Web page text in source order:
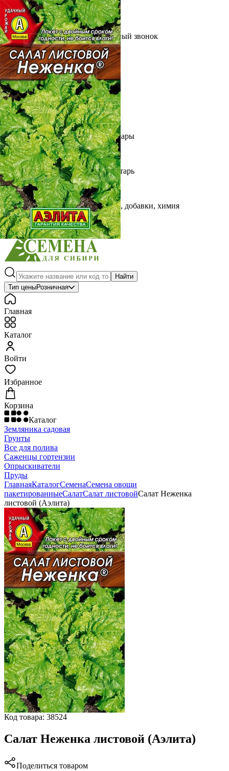
Выберите город
Обратный звонокЗаказать обратный звонок
Каталог
Семена
Грунты
Газонные травы, сидераты
Горшки, рассадники, аксессуары
Посадочный материал
Садовый инструмент, инвентарь
Консервирование
Средства защиты, удобрения, добавки, химия
Обустройство сада, декор
Найти
Тип ценыРозничная
Главная
Каталог
Войти
Избранное
Корзина
Каталог
Земляника садовая
Грунты
Все для полива
Саженцы гортензии
Опрыскиватели
Пруды
ГлавнаяКаталогСеменаСемена овощи
пакетированныеСалатСалат листовойСалат Неженка
листовой (Аэлита)
Код товара: 38524
Салат Неженка листовой (Аэлита)
Поделиться товаром